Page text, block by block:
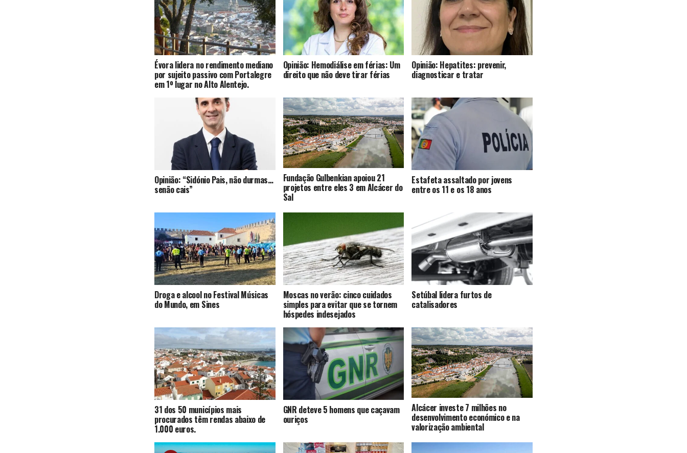
Évora lidera no rendimento mediano
por sujeito passivo com Portalegre
em 1º lugar no Alto Alentejo.
Opinião: Hemodiálise em férias: Um
direito que não deve tirar férias
Opinião: Hepatites: prevenir,
diagnosticar e tratar
Opinião: “Sidónio Pais, não durmas…
senão cais”
Fundação Gulbenkian apoiou 21
projetos entre eles 3 em Alcácer do
Sal
Estafeta assaltado por jovens
entre os 11 e os 18 anos
Droga e alcool no Festival Músicas
do Mundo, em Sines
Moscas no verão: cinco cuidados
simples para evitar que se tornem
hóspedes indesejados
Setúbal lidera furtos de
catalisadores
31 dos 50 municípios mais
procurados têm rendas abaixo de
1.000 euros.
GNR deteve 5 homens que caçavam
ouriços
Alcácer investe 7 milhões no
desenvolvimento económico e na
valorização ambiental